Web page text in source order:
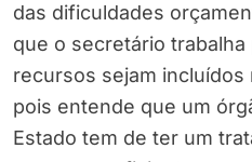
das dificuldades
que o secretário
recursos sejam
pois entende que um
Estado tem de ter um